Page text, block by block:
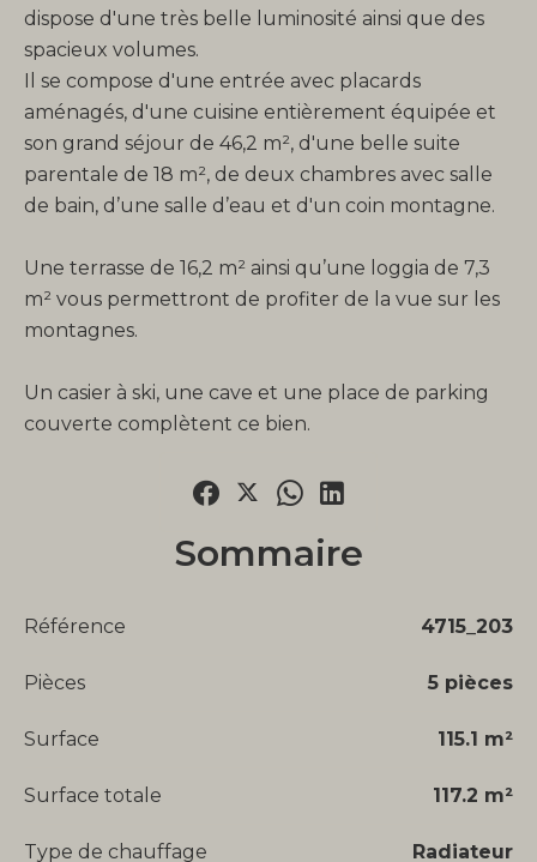
dispose d'une très belle luminosité ainsi que des
spacieux volumes.
Il se compose d'une entrée avec placards
aménagés, d'une cuisine entièrement équipée et
son grand séjour de 46,2 m², d'une belle suite
parentale de 18 m², de deux chambres avec salle
de bain, d’une salle d’eau et d'un coin montagne.
Une terrasse de 16,2 m² ainsi qu’une loggia de 7,3
m² vous permettront de profiter de la vue sur les
montagnes.
Un casier à ski, une cave et une place de parking
couverte complètent ce bien.
Sommaire
Référence 4715_203
Pièces 5 pièces
Surface 115.1 m²
Surface totale 117.2 m²
Type de chauffage Radiateur